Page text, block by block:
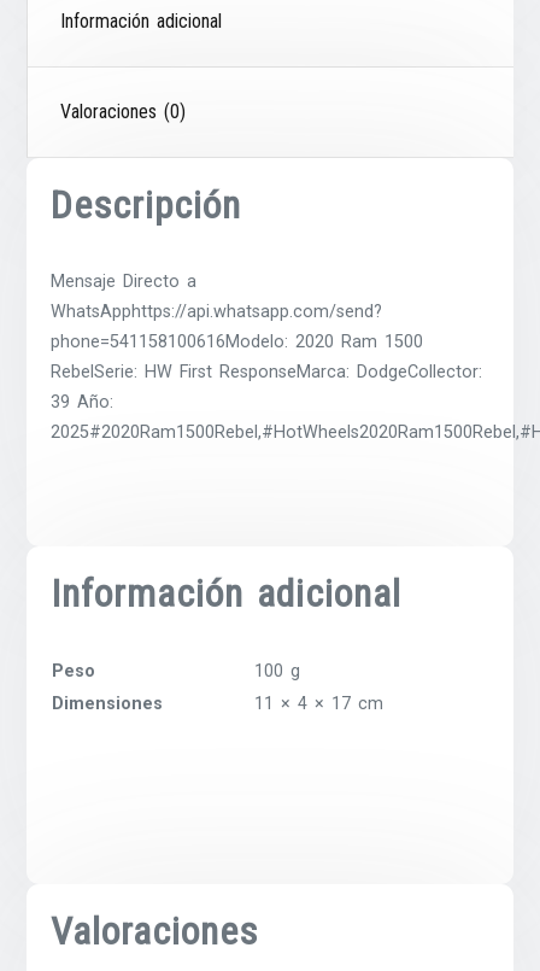
Información adicional
Valoraciones (0)
Descripción
Mensaje Directo a
WhatsApphttps://api.whatsapp.com/send?
phone=541158100616Modelo: 2020 Ram 1500
RebelSerie: HW First ResponseMarca: DodgeCollector:
39 Año:
Información adicional
Peso
100 g
Dimensiones
11 × 4 × 17 cm
Valoraciones